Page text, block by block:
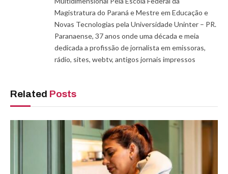
Magistratura do Paraná e Mestre em Educação e
Novas Tecnologias pela Universidade Uninter – PR.
Paranaense, 37 anos onde uma década e meia
dedicada a profissão de jornalista em emissoras,
rádio, sites, webtv, antigos jornais impressos
Related Posts